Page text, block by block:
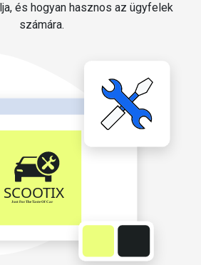
és hogyan hasznos az ügyfelek
számára.